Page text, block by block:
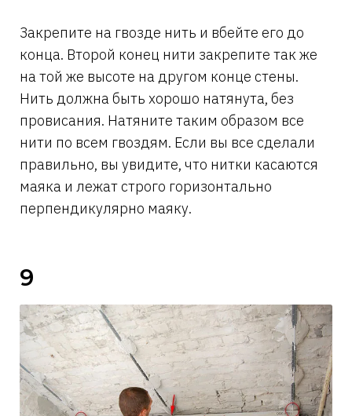
Закрепите на гвозде нить и вбейте его до
конца. Второй конец нити закрепите так же
на той же высоте на другом конце стены.
Нить должна быть хорошо натянута, без
провисания. Натяните таким образом все
нити по всем гвоздям. Если вы все сделали
правильно, вы увидите, что нитки касаются
маяка и лежат строго горизонтально
перпендикулярно маяку.
9